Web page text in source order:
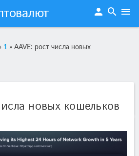
person search menu
1 » AAVE: рост числа новых
новых кошельков